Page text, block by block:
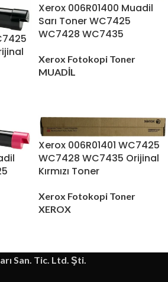
Xerox 006R01400 Muadil
Sarı Toner WC7425
WC7428 WC7435
Xerox Fotokopi Toner
MUADİL
Xerox 006R01401 WC7425
WC7428 WC7435 Orijinal
Kırmızı Toner
Xerox Fotokopi Toner
XEROX
San. Tic. Ltd. Şti.